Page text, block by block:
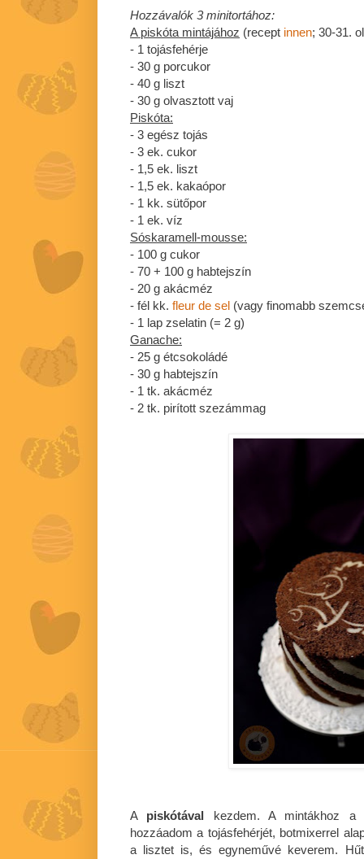
Hozzávalók 3 minitortához:
A piskóta mintájához (recept innen; 30-31.
- 1 tojásfehérje
- 30 g porcukor
- 40 g liszt
- 30 g olvasztott vaj
Piskóta:
- 3 egész tojás
- 3 ek. cukor
- 1,5 ek. liszt
- 1,5 ek. kakaópor
- 1 kk. sütőpor
- 1 ek. víz
Sóskaramell-mousse:
- 100 g cukor
- 70 + 100 g habtejszín
- 20 g akácméz
- fél kk. fleur de sel (vagy finomabb
- 1 lap zselatin (= 2 g)
Ganache:
- 25 g étcsokoládé
- 30 g habtejszín
- 1 tk. akácméz
- 2 tk. pirított szezámmag
A piskótával
kezdem. A mintákhoz a
hozzáadom a tojásfehérjét, botmixerrel
a lisztet is, és egyneművé keverem.